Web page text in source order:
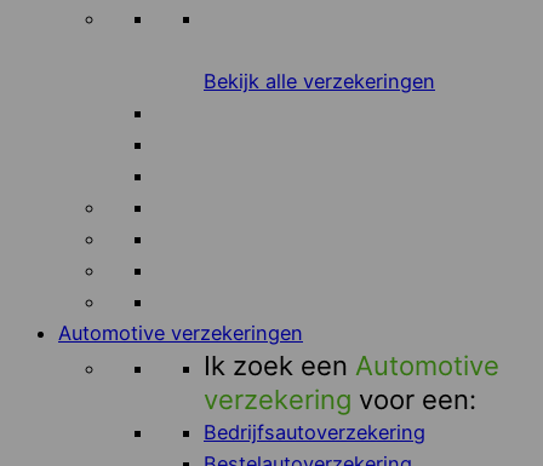
Bekijk alle verzekeringen
Automotive verzekeringen
Ik zoek een Automotive
verzekering voor een:
Bedrijfsautoverzekering